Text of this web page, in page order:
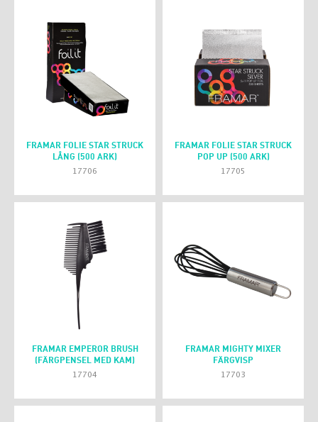
FRAMAR FOLIE STAR STRUCK
LÅNG (500 ARK)
17706
FRAMAR FOLIE STAR STRUCK
POP UP (500 ARK)
17705
FRAMAR EMPEROR BRUSH
(FÄRGPENSEL MED KAM)
17704
FRAMAR MIGHTY MIXER
FÄRGVISP
17703